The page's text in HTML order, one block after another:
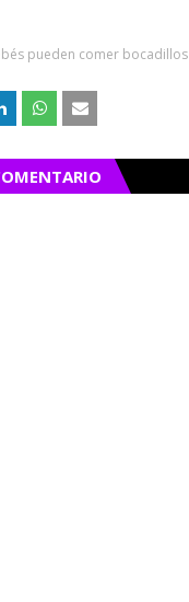
pueden comer bocadillos